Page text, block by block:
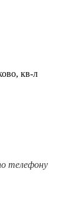
кв-л
телефону